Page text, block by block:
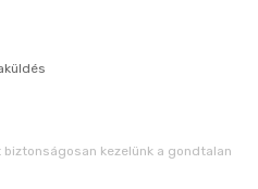
kezelünk a gondtalan